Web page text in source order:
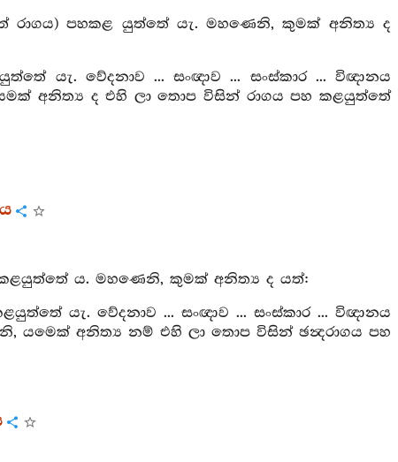
පහකළ යුත්තේ යැ. මහණෙනි, කුමක් අනිත්‍ය ද
යැ. වේදනාව ... සංඥාව ... සංස්කාර ... විඥානය
අනිත්‍ය ද එහි ලා තොප විසින් රාගය පහ කළයුත්තේ
ය. මහණෙනි, කුමක් අනිත්‍ය ද යත්:
යැ. වේදනාව ... සංඥාව ... සංස්කාර ... විඥානය
යමෙක් අනිත්‍ය නම් එහි ලා තොප විසින් ඡන්‍දරාගය පහ